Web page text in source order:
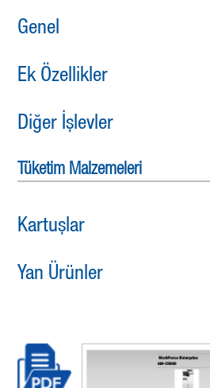
Genel
Ek Özellikler
Diğer İşlevler
Tüketim Malzemeleri
Kartuşlar
Yan Ürünler